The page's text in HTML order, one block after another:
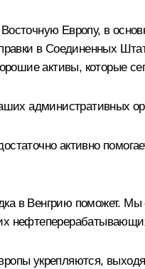
Европу, в
в Соединенных
активы, которые
административных
активно
в Венгрию поможет.
укрепляются,